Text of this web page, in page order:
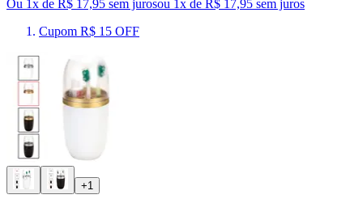
Ou 1x de R$ 17,95 sem jurosou 1x de R$ 17,95 sem juros
Cupom R$ 15 OFF
+1